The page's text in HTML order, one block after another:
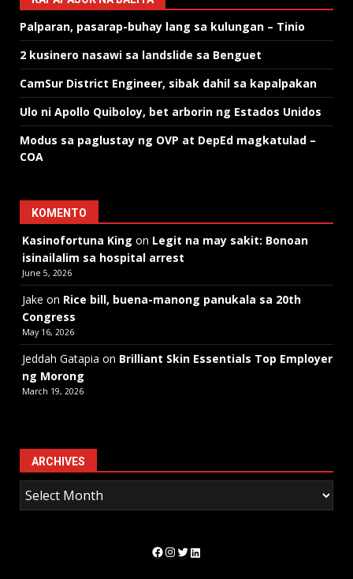
Palparan, pasarap-buhay lang sa kulungan – Tinio
2 kusinero nasawi sa landslide sa Benguet
CamSur District Engineer, sibak dahil sa kapalpakan
Ulo ni Apollo Quiboloy, bet arborin ng Estados Unidos
Modus sa paglustay ng OVP at DepEd magkatulad –
COA
KOMENTO
Kasinofortuna King on Legit na may sakit: Bonoan
isinailalim sa hospital arrest
June 5, 2026
Jake on Rice bill, buena-manong panukala sa 20th
Congress
May 16, 2026
Jeddah Gatapia on Brilliant Skin Essentials Top Employer
ng Morong
March 19, 2026
ARCHIVES
Facebook
Instagram
Twitter
LinkedIn